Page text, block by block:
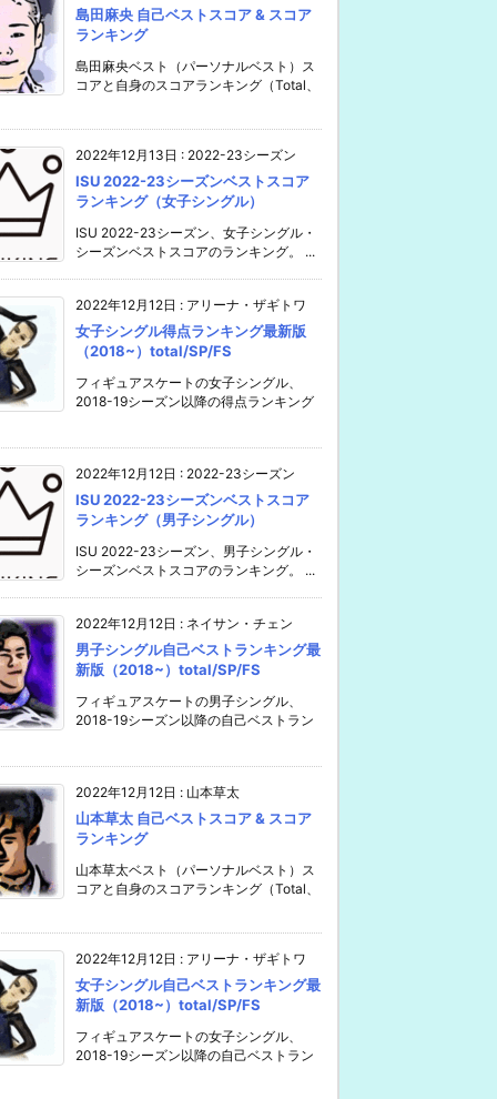
島田麻央 自己ベストスコア & スコア
ランキング
島田麻央ベスト（パーソナルベスト）ス
コアと自身のスコアランキング（Total、
2022年12月13日 : 2022-23シーズン
ISU 2022-23シーズンベストスコア
ランキング（女子シングル）
ISU 2022-23シーズン、女子シングル・
シーズンベストスコアのランキング。 ...
2022年12月12日 : アリーナ・ザギトワ
女子シングル得点ランキング最新版
（2018~）total/SP/FS
フィギュアスケートの女子シングル、
2018-19シーズン以降の得点ランキング
2022年12月12日 : 2022-23シーズン
ISU 2022-23シーズンベストスコア
ランキング（男子シングル）
ISU 2022-23シーズン、男子シングル・
シーズンベストスコアのランキング。 ...
2022年12月12日 : ネイサン・チェン
男子シングル自己ベストランキング最
新版（2018~）total/SP/FS
フィギュアスケートの男子シングル、
2018-19シーズン以降の自己ベストラン
2022年12月12日 : 山本草太
山本草太 自己ベストスコア & スコア
ランキング
山本草太ベスト（パーソナルベスト）ス
コアと自身のスコアランキング（Total、
2022年12月12日 : アリーナ・ザギトワ
女子シングル自己ベストランキング最
新版（2018~）total/SP/FS
フィギュアスケートの女子シングル、
2018-19シーズン以降の自己ベストラン